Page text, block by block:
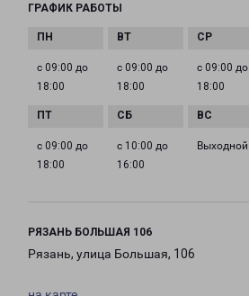
ГРАФИК РАБОТЫ
с 09:00 до
18:00
с 09:00 до
18:00
с 09:00 до
18:00
с 09:00 до
18:00
с 10:00 до
16:00
Выходной
РЯЗАНЬ БОЛЬШАЯ 106
Рязань, улица Большая, 106